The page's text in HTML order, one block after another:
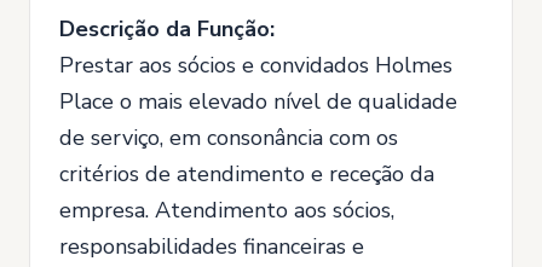
Descrição da Função:
Prestar aos sócios e convidados Holmes
Place o mais elevado nível de qualidade
de serviço, em consonância com os
critérios de atendimento e receção da
empresa. Atendimento aos sócios,
responsabilidades financeiras e